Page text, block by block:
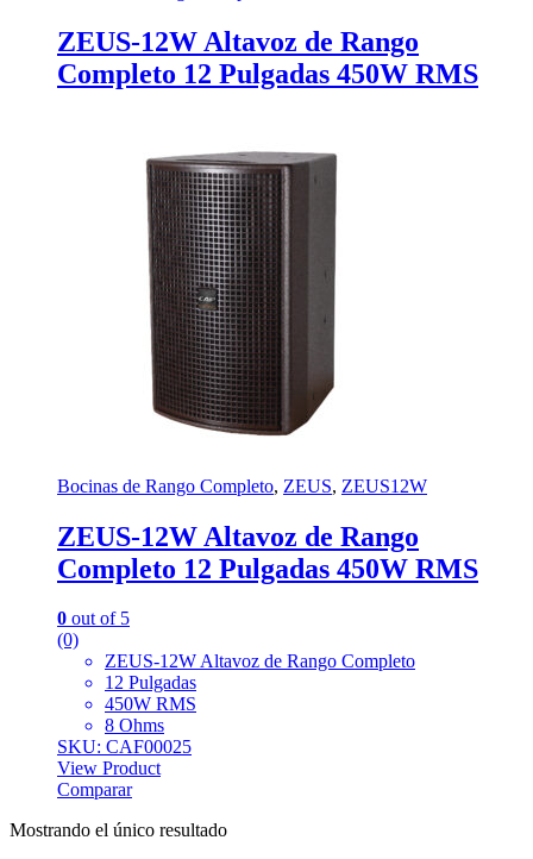
ZEUS-12W Altavoz de Rango
Completo 12 Pulgadas 450W RMS
Bocinas de Rango Completo, ZEUS, ZEUS12W
ZEUS-12W Altavoz de Rango
Completo 12 Pulgadas 450W RMS
0 out of 5
(0)
ZEUS-12W Altavoz de Rango Completo
12 Pulgadas
450W RMS
8 Ohms
SKU: CAF00025
View Product
Comparar
Mostrando el único resultado